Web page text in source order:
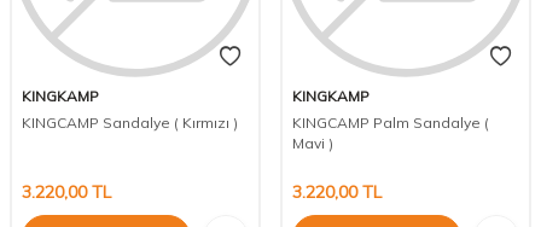
KINGKAMP
KINGCAMP Sandalye ( Kırmızı )
3.220,00TL
KINGKAMP
KINGCAMP Palm Sandalye (
Mavi )
3.220,00TL